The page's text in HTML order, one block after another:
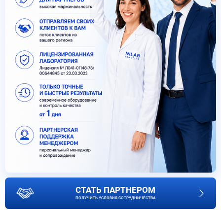
СТАТЬ ПАРТНЕРОМ
ПОЛУЧИТЬ УСЛОВИЯ СОТРУДНИЧЕСТВА